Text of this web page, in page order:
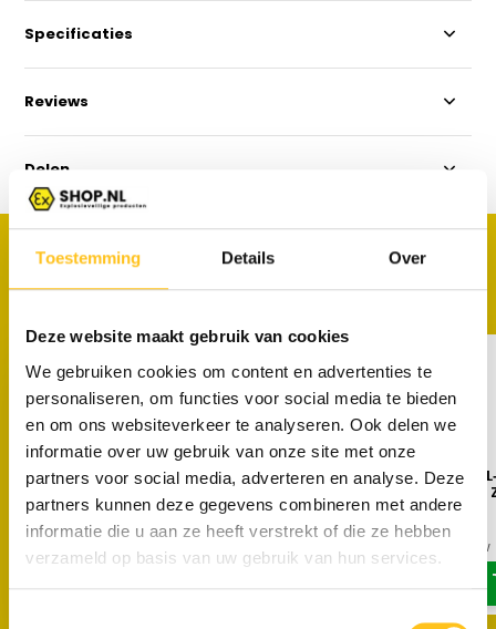
Toestemming Details Over
Deze website maakt gebruik van cookies
We gebruiken cookies om content en advertenties te
personaliseren, om functies voor social media te bieden
en om ons websiteverkeer te analyseren. Ook delen we
informatie over uw gebruik van onze site met onze
partners voor social media, adverteren en analyse. Deze
partners kunnen deze gegevens combineren met andere
informatie die u aan ze heeft verstrekt of die ze hebben
verzameld op basis van uw gebruik van hun services.
Specificaties
Reviews
Delen
PRODUCTEN
Maak je aankoop compleet
ATEX Markeerlight ML‑15W wit
incl. batterijen - Zone 1/21 -
Wolf
€ 25,95
ATEX Markeerlight
rood incl. batterijen -
1/21 - Wolf
€ 25,95 Excl. btw